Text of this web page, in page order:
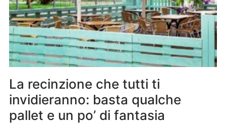
La recinzione che tutti ti
invidieranno: basta qualche
pallet e un po’ di fantasia